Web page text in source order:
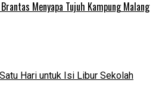
Menyapa Tujuh Kampung Malang
Hari untuk Isi Libur Sekolah